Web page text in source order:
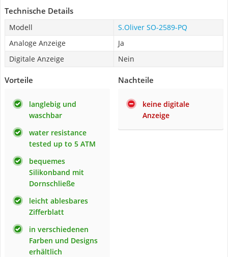
Technische Details
Modell
S.Oliver SO-2589-PQ
Analoge Anzeige
Ja
Digitale Anzeige
Nein
Vorteile
langlebig und
waschbar
water resistance
tested up to 5 ATM
bequemes
Silikonband mit
Dornschließe
leicht ablesbares
Zifferblatt
in verschiedenen
Farben und Designs
erhältlich
Nachteile
keine digitale
Anzeige